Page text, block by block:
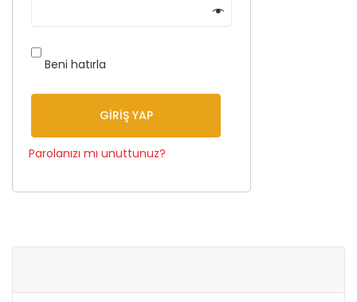
Beni hatırla
GIRIŞ YAP
Parolanızı mı unuttunuz?